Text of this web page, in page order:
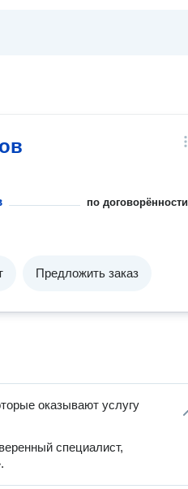
по договорённости
Предложить заказ
оказывают услугу
специалист,